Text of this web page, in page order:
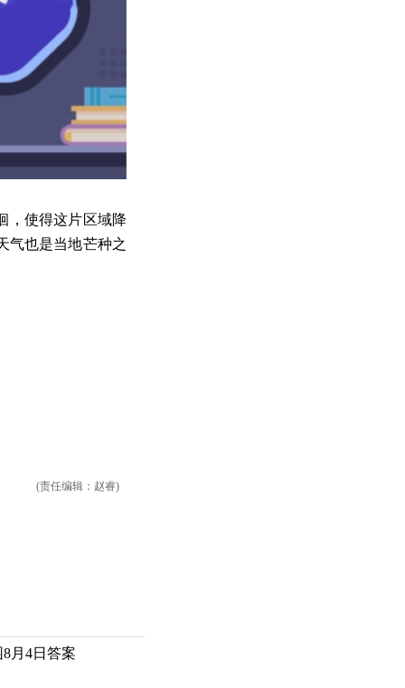
，使得这片区域降
气也是当地芒种之
(责任编辑：赵睿)
月4日答案